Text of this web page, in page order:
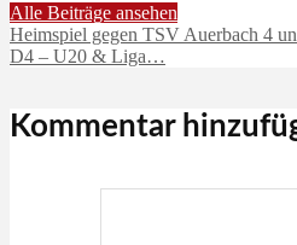
Alle Beiträge ansehen
Heimspiel gegen TSV Auerbach 4
D4 – U20 & Liga…
Kommentar